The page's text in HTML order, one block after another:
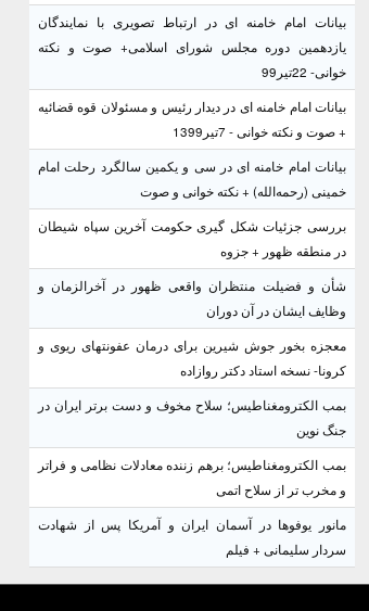
بیانات امام خامنه ای در ارتباط تصویری با نمایندگان
یازدهمین دوره مجلس شورای اسلامی+ صوت و نکته
خوانی- 22تیر99
بیانات امام خامنه ای در دیدار رئیس و مسئولان قوه قضائیه
+ صوت و نکته خوانی - 7تیر1399
بیانات امام خامنه ای در سی و یکمین سالگرد رحلت امام
خمینی (رحمه‌الله) + نکته خوانی و صوت
بررسی جزئیات شکل گیری حکومت آخرین سپاه شیطان
در منطقه ظهور + جزوه
شأن و فضیلت منتظران واقعی ظهور در آخرالزمان و
وظایف ایشان در آن دوران
معجزه بخور جوش شیرین برای درمان عفونتهای ریوی و
کرونا- نسخه استاد دکتر روازاده
بمب الکترومغناطیس؛ سلاح مخوف و دست برتر ایران در
جنگ نوین
بمب الکترومغناطیس؛ برهم زننده معادلات نظامی و فراتر
و مخرب تر از سلاح اتمی
مانور یوفوها در آسمان ایران و آمریکا پس از شهادت
سردار سلیمانی + فیلم